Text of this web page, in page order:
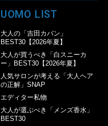
UOMO LIST
大人の「吉田カバン」
BEST30【2026年夏】
大人が買うべき「白スニーカ
ー」BEST30【2026年夏】
人気サロンが考える「大人ヘア
の正解」SNAP
エディター私物
大人が選ぶべき「メンズ香水」
BEST30